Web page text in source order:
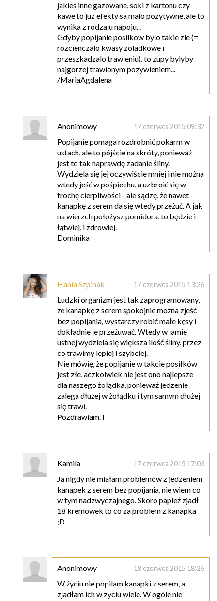
jakies inne gazowane, soki z kartonu czy
kawe to juz efekty sa malo pozytywne, ale to
wynika z rodzaju napoju...
Gdyby popijanie posilkow bylo takie zle (=
rozcienczalo kwasy zoladkowe i
przeszkadzalo trawieniu), to zupy bylyby
najgorzej trawionym pozywieniem...
/MariaAgdalena
Anonimowy 17 czerwca 2015 09:32
Popijanie pomaga rozdrobnić pokarm w
ustach, ale to pójście na skróty, ponieważ
jest to tak naprawdę zadanie śliny.
Wydziela się jej oczywiście mniej i nie można
wtedy jeść w pośpiechu, a uzbroić się w
trochę cierpliwości - ale sądzę, że nawet
kanapkę z serem da się wtedy przeżuć. A jak
na wierzch położysz pomidora, to będzie i
łątwiej, i zdrowiej.
Dominika
Hania Szpinak 17 czerwca 2015 13:26
Ludzki organizm jest tak zaprogramowany,
że kanapkę z serem spokojnie można zjeść
bez popijania, wystarczy robić małe kęsy i
dokładnie je przeżuwać. Wtedy w jamie
ustnej wydziela się większa ilość śliny, przez
co trawimy lepiej i szybciej.
Nie mówię, że popijanie w takcie posiłków
jest złe, aczkolwiek nie jest ono najlepsze
dla naszego żołądka, ponieważ jedzenie
zalega dłużej w żołądku i tym samym dłużej
się trawi.
Pozdrawiam. I
Kamila 17 czerwca 2015 17:03
Ja nigdy nie miałam problemów z jedzeniem
kanapek z serem bez popijania, nie wiem co
w tym nadzwyczajnego. Skoro papież zjadł
18 kremówek to co za problem z kanapka
;D
Anonimowy 18 czerwca 2015 18:26
W życiu nie popilam kanapki z serem, a
zjadłam ich w zyciu wiele. W ogóle nie